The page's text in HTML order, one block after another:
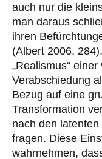
auch nur die
man daraus
ihren
(Albert 2006,
„Realismus“
Verabschiedung
Bezug auf eine
Transformation
nach den
fragen. Diese
wahrnehmen,